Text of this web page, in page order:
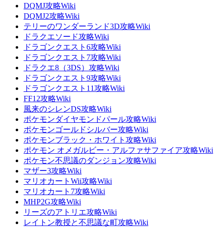
DQMJ攻略Wiki
DQMJ2攻略Wiki
テリーのワンダーランド3D攻略Wiki
ドラクエソード攻略Wiki
ドラゴンクエスト6攻略Wiki
ドラゴンクエスト7攻略Wiki
ドラクエ8（3DS）攻略Wiki
ドラゴンクエスト9攻略Wiki
ドラゴンクエスト11攻略Wiki
FF12攻略Wiki
風来のシレンDS攻略Wiki
ポケモンダイヤモンドパール攻略Wiki
ポケモンゴールドシルバー攻略Wiki
ポケモンブラック・ホワイト攻略Wiki
ポケモン オメガルビー・アルファサファイア攻略Wiki
ポケモン不思議のダンジョン攻略Wiki
マザー3攻略Wiki
マリオカートWii攻略Wiki
マリオカート7攻略Wiki
MHP2G攻略Wiki
リーズのアトリエ攻略Wiki
レイトン教授と不思議な町攻略Wiki